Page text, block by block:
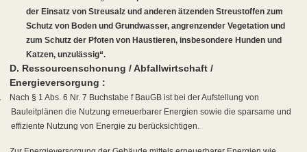
der Einsatz von Streusalz und anderen ätzenden Streustoffen zum
Schutz von Boden und Grundwasser, angrenzender Vegetation und
zum Schutz der Pfoten von Haustieren, insbesondere Hunden und
Katzen, unzulässig“.
D. Ressourcenschonung / Abfallwirtschaft /
Energieversorgung :
Nach § 1 Abs. 6 Nr. 7 Buchstabe f BauGB ist bei der Aufstellung von
Bauleitplänen die Nutzung erneuerbarer Energien sowie die sparsame und
effiziente Nutzung von Energie zu berücksichtigen.